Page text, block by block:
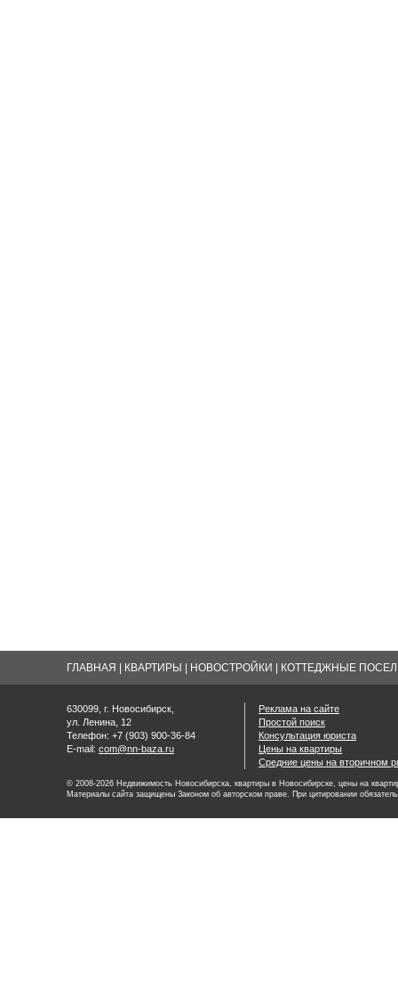
ГЛАВНАЯ КВАРТИРЫ НОВОСТРОЙКИ КОТТЕДЖНЫЕ
630099, г. Новосибирск,
ул. Ленина, 12
Телефон: +7 (903) 900-36-84
E-mail: com@nn-baza.ru
Реклама на сайте
Простой поиск
Консультация юриста
Цены на квартиры
Средние цены на вторичном
© 2008-2026 Недвижимость Новосибирска, квартиры в Новосибирске, цены на
Материалы сайта защищены Законом об авторском праве. При цитировании